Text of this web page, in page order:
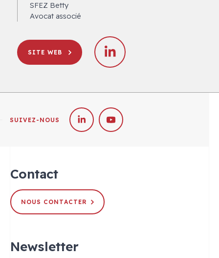
SFEZ Betty
Avocat associé
SITE WEB
SUIVEZ-NOUS
Contact
NOUS CONTACTER
Newsletter